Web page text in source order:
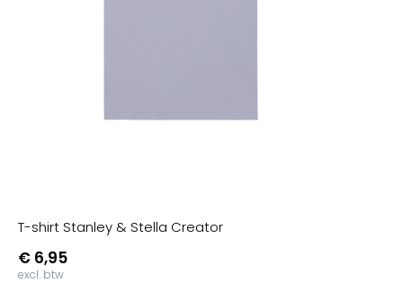
T-shirt Stanley & Stella Creator
€ 6,95
excl. btw